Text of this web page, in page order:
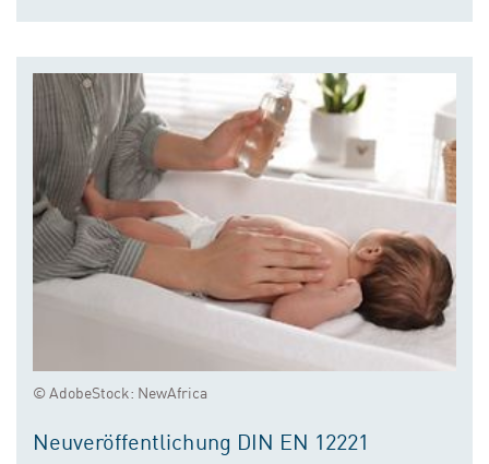
© AdobeStock: NewAfrica
Neuveröffentlichung DIN EN 12221